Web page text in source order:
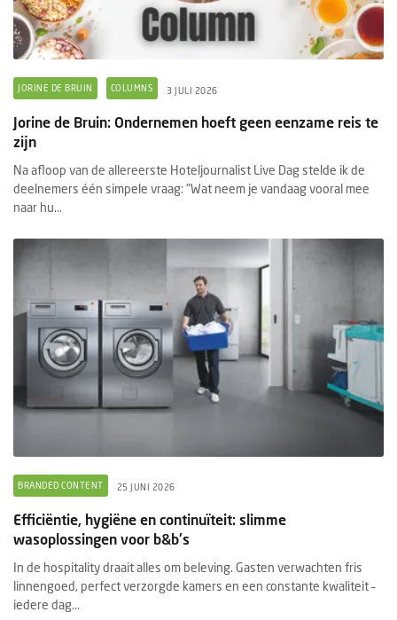
JORINE DE BRUIN COLUMNS 3 JULI 2026
Jorine de Bruin: Ondernemen hoeft geen eenzame reis te
zijn
Na afloop van de allereerste Hoteljournalist Live Dag stelde ik de
deelnemers één simpele vraag: "Wat neem je vandaag vooral mee
naar hu...
BRANDED CONTENT 25 JUNI 2026
Efficiëntie, hygiëne en continuïteit: slimme
wasoplossingen voor b&b's
In de hospitality draait alles om beleving. Gasten verwachten fris
linnengoed, perfect verzorgde kamers en een constante kwaliteit –
iedere dag...